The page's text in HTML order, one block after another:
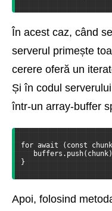
În acest caz, când
serverul primește
cerere oferă un
Și în codul
într-un array-buffer
for await (const
}
Apoi, folosind